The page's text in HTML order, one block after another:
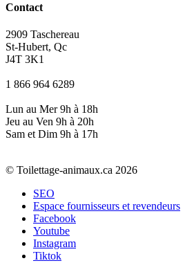
Contact
2909 Taschereau
St-Hubert, Qc
J4T 3K1
1 866 964 6289
Lun au Mer 9h à 18h
Jeu au Ven 9h à 20h
Sam et Dim 9h à 17h
© Toilettage-animaux.ca 2026
SEO
Espace fournisseurs et revendeurs
Facebook
Youtube
Instagram
Tiktok